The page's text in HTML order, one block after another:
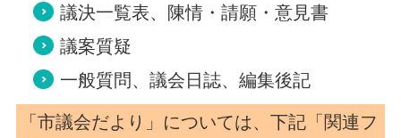
議決一覧表、陳情・請願・意見書
議案質疑
一般質問、議会日誌、編集後記
「市議会だより」については、下記「関連フ